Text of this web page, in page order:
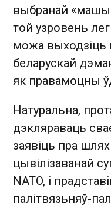
выбранай
той узровень
можа выходзіць
беларускай
як правамоцны
Натуральна,
дэкляраваць
заявіць пра
цывілізаванай
NATO, і
палітвязьняў-